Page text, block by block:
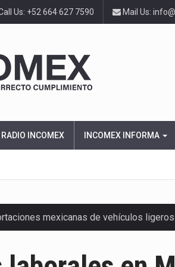
Us: +52 664 627 7590 Mail Us:
RADIO INCOMEX INCOMEX INFORMA
mexicanas de vehículos